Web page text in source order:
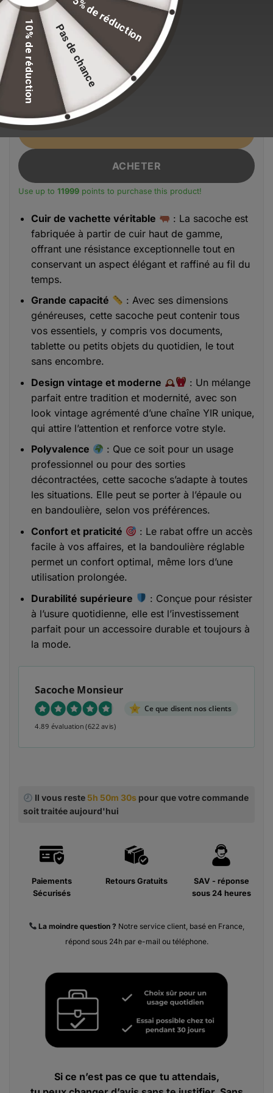
standards de qualité.
Couleur
quantité de Sacoche Homme Cuir Véritable Grande Taille
ACHETER
Use up to 11999 points to purchase this product!
Alternative:
Cuir de vachette véritable
: La sacoche est
fabriquée à partir de cuir haut de gamme,
offrant une résistance exceptionnelle tout en
conservant un aspect élégant et raffiné au fil du
temps.
Grande capacité
: Avec ses dimensions
généreuses, cette sacoche peut contenir tous
vos essentiels, y compris vos documents,
tablette ou petits objets du quotidien, le tout
sans encombre.
Design vintage et moderne
: Un mélange
parfait entre tradition et modernité, avec son
look vintage agrémenté d’une chaîne YIR unique,
qui attire l’attention et renforce votre style.
Polyvalence
: Que ce soit pour un usage
professionnel ou pour des sorties
décontractées, cette sacoche s’adapte à toutes
les situations. Elle peut se porter à l’épaule ou
en bandoulière, selon vos préférences.
Confort et praticité
: Le rabat offre un accès
facile à vos affaires, et la bandoulière réglable
permet un confort optimal, même lors d’une
utilisation prolongée.
Durabilité supérieure
: Conçue pour résister
à l’usure quotidienne, elle est l’investissement
parfait pour un accessoire durable et toujours à
la mode.
Sacoche Monsieur
Ce que disent nos clients
4.89 évaluation (622 avis)
Il vous reste5h 50m 29spour que votre commande
soit traitée aujourd'hui
Paiements
Sécurisés
Retours Gratuits
SAV - réponse
sous 24 heures
La moindre question ? Notre service client, basé en France,
répond sous 24h par e-mail ou téléphone.
Si ce n’est pas ce que tu attendais,
5% de réduction
Pas de chance
10% de réduction